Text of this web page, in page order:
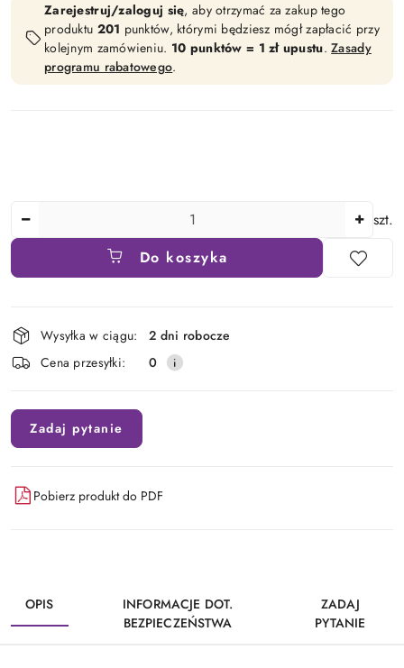
Zarejestruj/zaloguj się, aby otrzymać za zakup tego
produktu 201 punktów, którymi będziesz mógł zapłacić przy
kolejnym zamówieniu. 10 punktów = 1 zł upustu.Zasady
programu rabatowego.
szt.
Do koszyka
Dostępność
i
dostawa
Wysyłka w ciągu:
2 dni robocze
Cena przesyłki:
0
Zadaj pytanie
Pobierz produkt do PDF
OPIS
INFORMACJE DOT.
BEZPIECZEŃSTWA
ZADAJ
PYTANIE